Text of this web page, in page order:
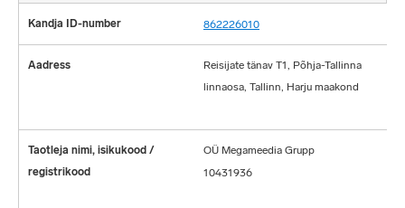
862226010
Reisijate tänav T1, Põhja-Tallinna
linnaosa, Tallinn, Harju maakond
OÜ Megameedia Grupp
10431936